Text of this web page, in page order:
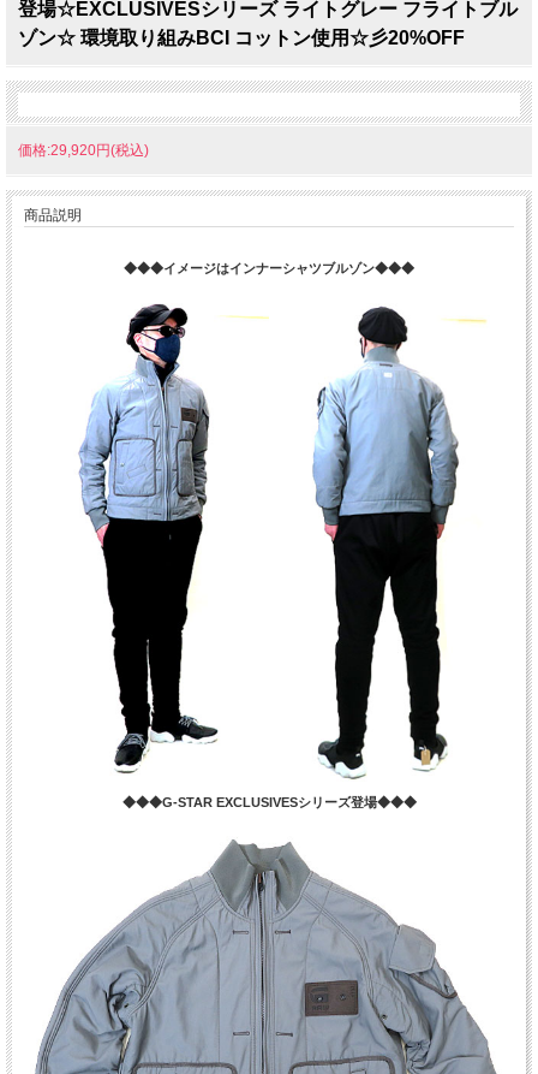
登場☆EXCLUSIVESシリーズ ライトグレー フライトブル
ゾン☆ 環境取り組みBCI コットン使用☆彡20%OFF
価格:29,920円(税込)
商品説明
◆◆◆イメージはインナーシャツブルゾン◆◆◆
◆◆◆G-STAR EXCLUSIVESシリーズ登場◆◆◆